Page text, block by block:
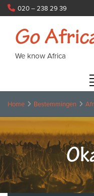
020 – 238 29 39
Go
We know Africa
Home Bestemmingen